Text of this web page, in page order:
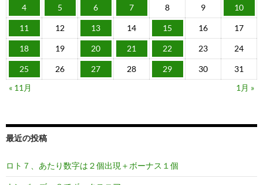
4 5 6 7 8 9 10
11 12 13 14 15 16 17
18 19 20 21 22 23 24
25 26 27 28 29 30
31
« 11月
1月 »
最近の投稿
ロト７、あたり数字は２個出現＋ボーナス１個